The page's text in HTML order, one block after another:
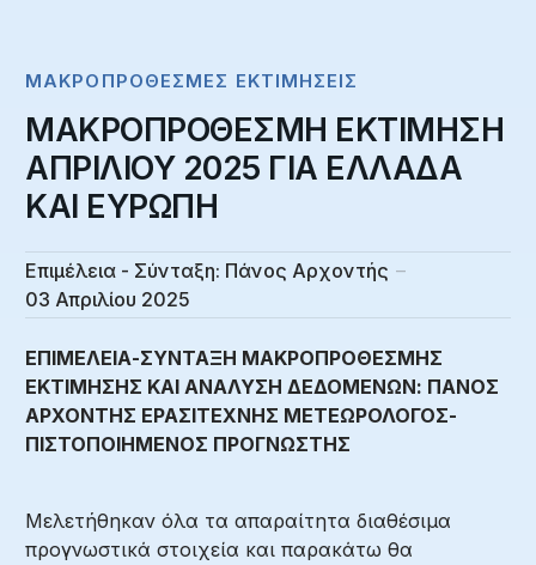
ΜΑΚΡΟΠΡΌΘΕΣΜΕΣ ΕΚΤΙΜΉΣΕΙΣ
ΜΑΚΡΟΠΡΟΘΕΣΜΗ ΕΚΤΙΜΗΣΗ
ΑΠΡΙΛΙΟΥ 2025 ΓΙΑ ΕΛΛΑΔΑ
ΚΑΙ ΕΥΡΩΠΗ
Επιμέλεια - Σύνταξη: Πάνος Αρχοντής
03 Απριλίου 2025
ΕΠΙΜΕΛΕΙΑ-ΣΥΝΤΑΞΗ ΜΑΚΡΟΠΡΟΘΕΣΜΗΣ
ΕΚΤΙΜΗΣΗΣ ΚΑΙ ΑΝΑΛΥΣΗ ΔΕΔΟΜΕΝΩΝ: ΠΑΝΟΣ
ΑΡΧΟΝΤΗΣ ΕΡΑΣΙΤΕΧΝΗΣ ΜΕΤΕΩΡΟΛΟΓΟΣ-
ΠΙΣΤΟΠΟΙΗΜΕΝΟΣ ΠΡΟΓΝΩΣΤΗΣ
Μελετήθηκαν όλα τα απαραίτητα διαθέσιμα
προγνωστικά στοιχεία και παρακάτω θα